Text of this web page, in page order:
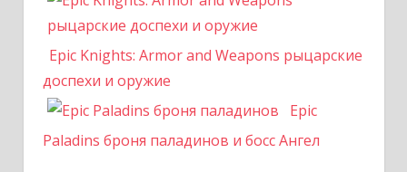
Epic Knights: Armor and Weapons рыцарские
доспехи и оружие
Epic
Paladins броня паладинов и босс Ангел